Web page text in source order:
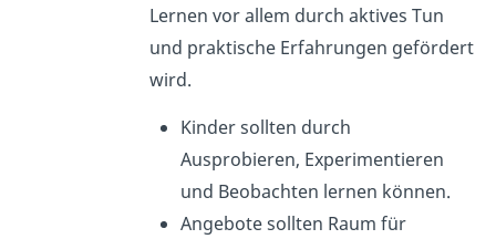
Lernen vor allem durch aktives Tun
und praktische Erfahrungen gefördert
wird.
Kinder sollten durch
Ausprobieren, Experimentieren
und Beobachten lernen können.
Angebote sollten Raum für